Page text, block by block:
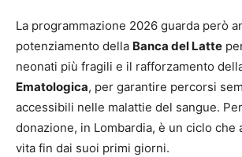
La programmazione 2026 guarda però
potenziamento della Banca del Latte
neonati più fragili e il rafforzamento
Ematologica, per garantire percorsi
accessibili nelle malattie del sangue.
donazione, in Lombardia, è un ciclo che
vita fin dai suoi primi giorni.